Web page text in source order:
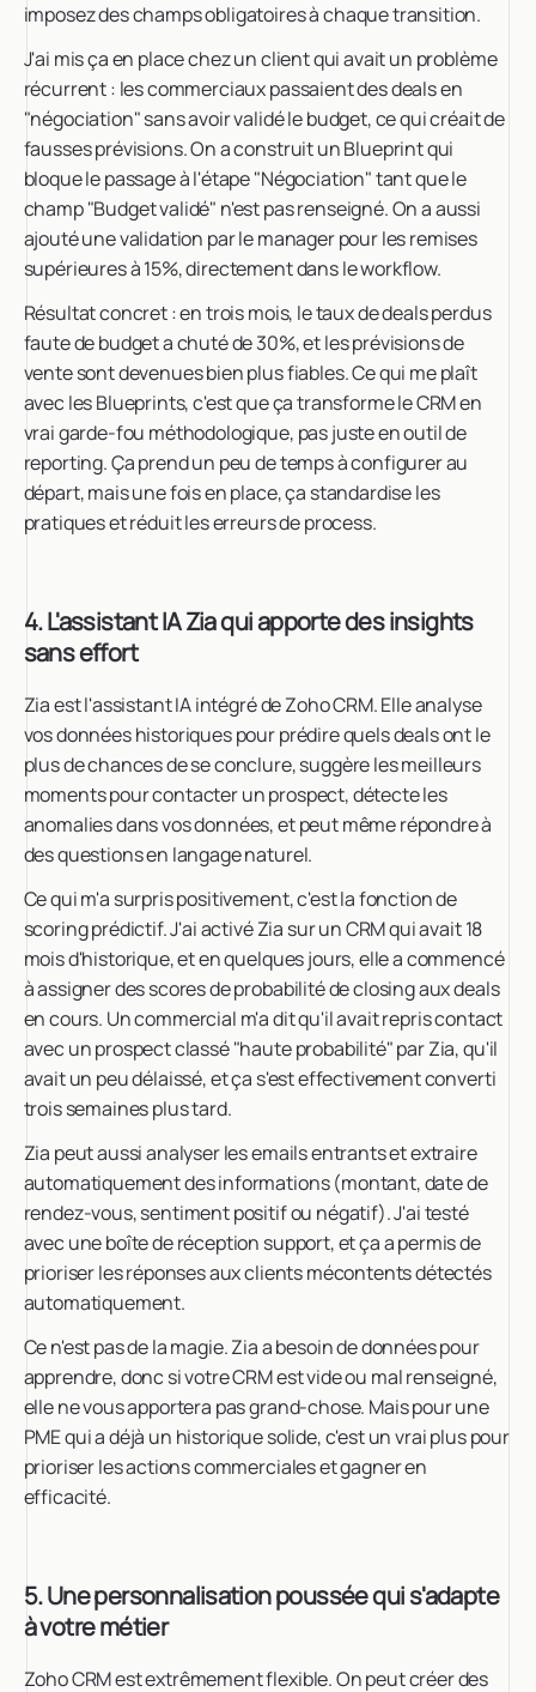
imposez des champs obligatoires à chaque transition.
J'ai mis ça en place chez un client qui avait un problème
récurrent : les commerciaux passaient des deals en
"négociation" sans avoir validé le budget, ce qui créait de
fausses prévisions. On a construit un Blueprint qui
bloque le passage à l'étape "Négociation" tant que le
champ "Budget validé" n'est pas renseigné. On a aussi
ajouté une validation par le manager pour les remises
supérieures à 15%, directement dans le workflow.
Résultat concret : en trois mois, le taux de deals perdus
faute de budget a chuté de 30%, et les prévisions de
vente sont devenues bien plus fiables. Ce qui me plaît
avec les Blueprints, c'est que ça transforme le CRM en
vrai garde-fou méthodologique, pas juste en outil de
reporting. Ça prend un peu de temps à configurer au
départ, mais une fois en place, ça standardise les
pratiques et réduit les erreurs de process.
4. L'assistant IA Zia qui apporte des insights
sans effort
Zia est l'assistant IA intégré de Zoho CRM. Elle analyse
vos données historiques pour prédire quels deals ont le
plus de chances de se conclure, suggère les meilleurs
moments pour contacter un prospect, détecte les
anomalies dans vos données, et peut même répondre à
des questions en langage naturel.
Ce qui m'a surpris positivement, c'est la fonction de
scoring prédictif. J'ai activé Zia sur un CRM qui avait 18
mois d'historique, et en quelques jours, elle a commencé
à assigner des scores de probabilité de closing aux deals
en cours. Un commercial m'a dit qu'il avait repris contact
avec un prospect classé "haute probabilité" par Zia, qu'il
avait un peu délaissé, et ça s'est effectivement converti
trois semaines plus tard.
Zia peut aussi analyser les emails entrants et extraire
automatiquement des informations (montant, date de
rendez-vous, sentiment positif ou négatif). J'ai testé
avec une boîte de réception support, et ça a permis de
prioriser les réponses aux clients mécontents détectés
automatiquement.
Ce n'est pas de la magie. Zia a besoin de données pour
apprendre, donc si votre CRM est vide ou mal renseigné,
elle ne vous apportera pas grand-chose. Mais pour une
PME qui a déjà un historique solide, c'est un vrai plus pour
prioriser les actions commerciales et gagner en
efficacité.
5. Une personnalisation poussée qui s'adapte
à votre métier
Zoho CRM est extrêmement flexible. On peut créer des